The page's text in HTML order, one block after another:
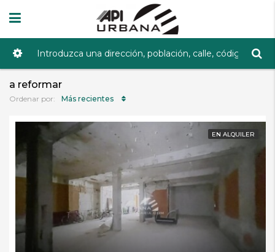
a reformar
Ordenar por: Más recientes
EN ALQUILER